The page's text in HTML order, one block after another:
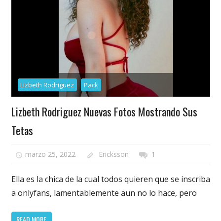
Lizbeth Rodriguez Pack
Lizbeth Rodriguez Nuevas Fotos Mostrando Sus
Tetas
marzo 25, 2022 Ericksson 1
Ella es la chica de la cual todos quieren que se inscriba
a onlyfans, lamentablemente aun no lo hace, pero